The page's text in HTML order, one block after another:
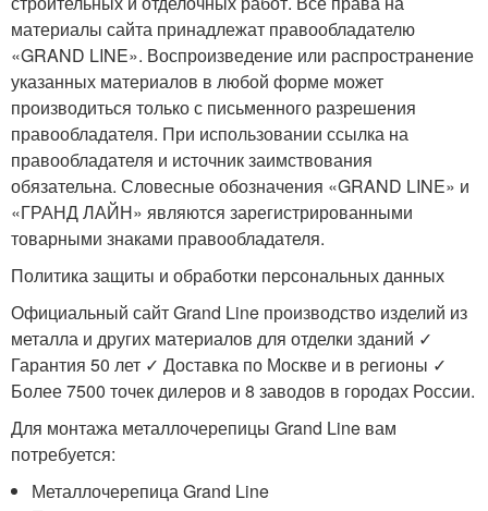
материалы сайта принадлежат правообладателю
«GRAND LINE». Воспроизведение или распространение
указанных материалов в любой форме может
производиться только с письменного разрешения
правообладателя. При использовании ссылка на
правообладателя и источник заимствования
обязательна. Словесные обозначения «GRAND LINE» и
«ГРАНД ЛАЙН» являются зарегистрированными
товарными знаками правообладателя.
Политика защиты и обработки персональных данных
Официальный сайт Grand Line производство изделий из
металла и других материалов для отделки зданий ✓
Гарантия 50 лет ✓ Доставка по Москве и в регионы ✓
Более 7500 точек дилеров и 8 заводов в городах России.
Для монтажа металлочерепицы Grand Line вам
потребуется:
Металлочерепица Grand Line